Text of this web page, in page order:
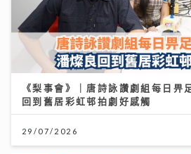
《梨事會》｜唐詩詠讚劇組每日畀
回到舊居彩虹邨拍劇好感觸
29/07/2026